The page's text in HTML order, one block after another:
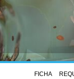
FICHA